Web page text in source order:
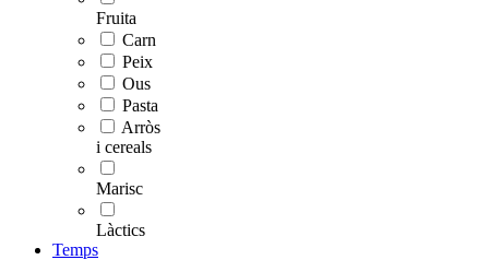
Fruita
Carn
Peix
Ous
Pasta
Arròs
i cereals
Marisc
Làctics
Temps